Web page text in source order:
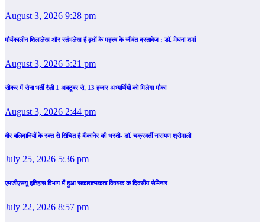
August 3, 2026 9:28 pm
मौर्यकालीन शिलालेख और स्तंभलेख हैं वृक्षों के महत्त्व के जीवंत दस्तावेज : डॉ. मेघना शर्मा
August 3, 2026 5:21 pm
सीकर में सेना भर्ती रैली 1 अक्टूबर से, 13 हजार अभ्यर्थियों को मिलेगा मौका
August 3, 2026 2:44 pm
वीर बलिदानियों के रक्त से सिंचित है बीकानेर की धरती- डॉ. चक्रवर्ती नारायण श्रीमाली
July 25, 2026 5:36 pm
एमजीएसयू इतिहास विभाग में हुआ सकारात्मकता विषयक क दिवसीय सेमिनार
July 22, 2026 8:57 pm